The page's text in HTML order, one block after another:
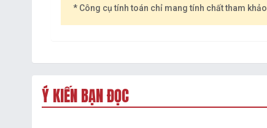
* Công cụ tính toán chỉ mang tính chất tham khảo
Ý KIẾN BẠN ĐỌC